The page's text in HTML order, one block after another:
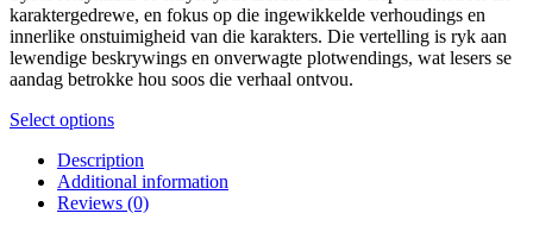
product
page
be
chosen
on
the
page
R199.00
karaktergedrewe, en fokus op die ingewikkelde verhoudings en
innerlike onstuimigheid van die karakters. Die vertelling is ryk aan
lewendige beskrywings en onverwagte plotwendings, wat lesers se
aandag betrokke hou soos die verhaal ontvou.
Select optionsThis
has
multiple
variants.
Description
Additional information
Reviews (0)